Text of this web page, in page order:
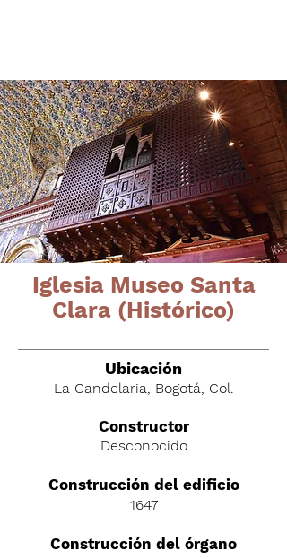
Iglesia Museo Santa
Clara (Histórico)
Ubicación
La Candelaria, Bogotá, Col.
Constructor
Desconocido
Construcción del edificio
1647
Construcción del órgano